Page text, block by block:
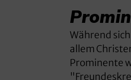
Während
allem
Prominente